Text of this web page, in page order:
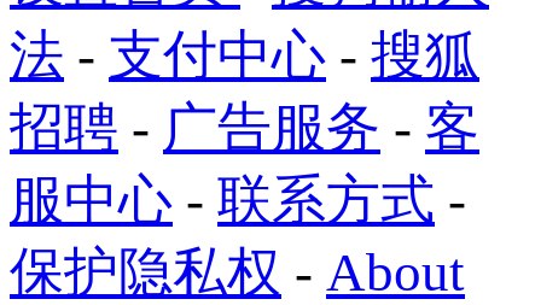
法 - 支付中心 - 搜狐
招聘 - 广告服务 - 客
服中心 - 联系方式 -
保护隐私权 - About